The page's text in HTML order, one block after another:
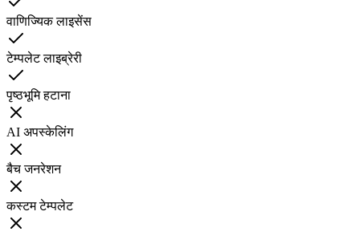
वाणिज्यिक लाइसेंस
टेम्पलेट लाइब्रेरी
पृष्ठभूमि हटाना
AI अपस्केलिंग
बैच जनरेशन
कस्टम टेम्पलेट